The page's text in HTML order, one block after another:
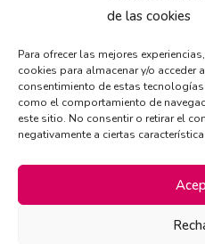
de las cookies
Para ofrecer las mejores
cookies para almacenar y/o
consentimiento de estas
como el comportamiento de
este sitio. No consentir o retirar el
negativamente a ciertas